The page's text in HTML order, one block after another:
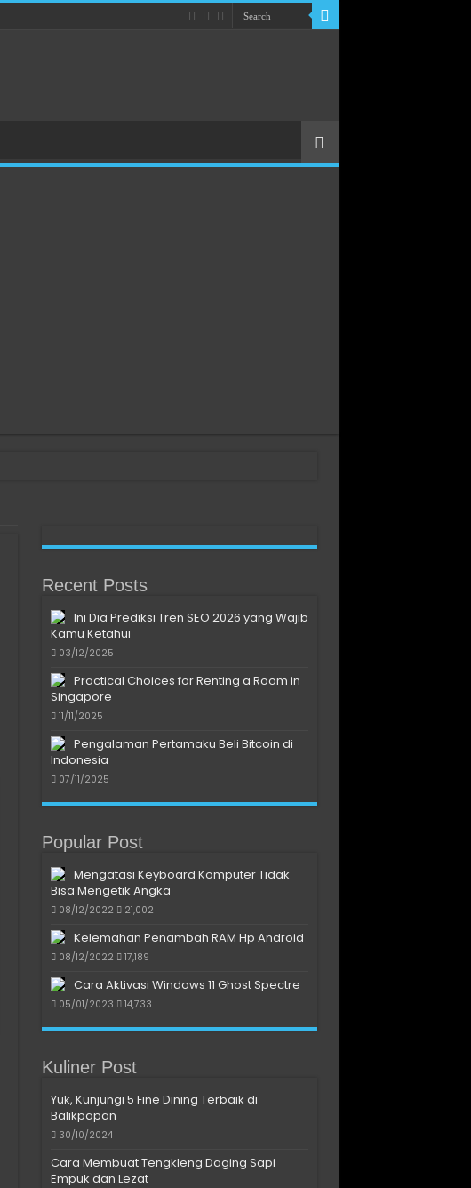
Recent Posts
Ini Dia Prediksi Tren SEO 2026 yang Wajib
Kamu Ketahui
03/12/2025
Practical Choices for Renting a Room in
Singapore
11/11/2025
Pengalaman Pertamaku Beli Bitcoin di
Indonesia
07/11/2025
Popular Post
Mengatasi Keyboard Komputer Tidak
Bisa Mengetik Angka
08/12/2022 21,002
Kelemahan Penambah RAM Hp Android
08/12/2022 17,189
Cara Aktivasi Windows 11 Ghost Spectre
05/01/2023 14,733
Kuliner Post
Yuk, Kunjungi 5 Fine Dining Terbaik di
Balikpapan
30/10/2024
Cara Membuat Tengkleng Daging Sapi
Empuk dan Lezat